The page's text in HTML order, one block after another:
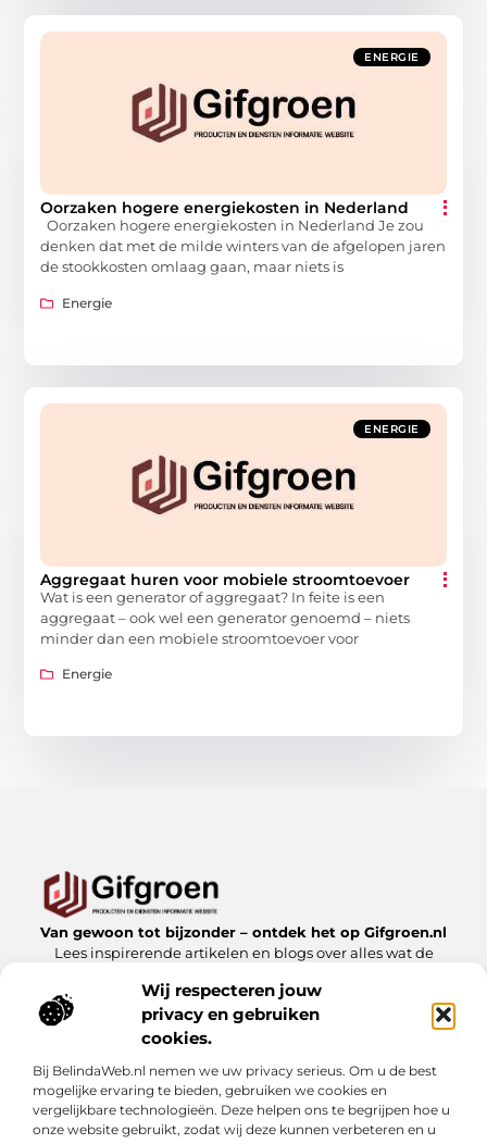
Wij respecteren jouw
privacy en gebruiken
cookies.
Bij BelindaWeb.nl nemen we uw privacy serieus. Om u de best
mogelijke ervaring te bieden, gebruiken we cookies en
vergelijkbare technologieën. Deze helpen ons te begrijpen hoe u
onze website gebruikt, zodat wij deze kunnen verbeteren en u
ENERGIE
Oorzaken hogere energiekosten in Nederland
Oorzaken hogere energiekosten in Nederland Je zou
denken dat met de milde winters van de afgelopen jaren
de stookkosten omlaag gaan, maar niets is
Energie
ENERGIE
Aggregaat huren voor mobiele stroomtoevoer
Wat is een generator of aggregaat? In feite is een
aggregaat – ook wel een generator genoemd – niets
minder dan een mobiele stroomtoevoer voor
Energie
Van gewoon tot bijzonder – ontdek het op Gifgroen.nl
Lees inspirerende artikelen en blogs over alles wat de
Bericht categorie
Onze informatie